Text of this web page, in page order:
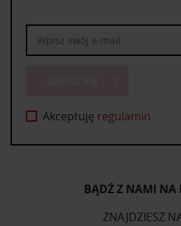
Akceptuję regulamin
BĄDŹ Z NAMI NA
ZNAJDZIESZ